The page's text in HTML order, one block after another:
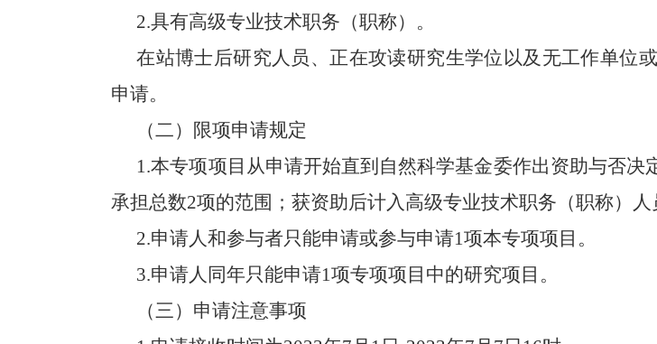
2.具有高级专业技术职务（职称）。
在站博士后研究人员、正在攻读研究生学位以及无工作单位
申请。
（二）限项申请规定
1.本专项项目从申请开始直到自然科学基金委作出资助与否
承担总数2项的范围；获资助后计入高级专业技术职务（职称）人
2.申请人和参与者只能申请或参与申请1项本专项项目。
3.申请人同年只能申请1项专项项目中的研究项目。
（三）申请注意事项